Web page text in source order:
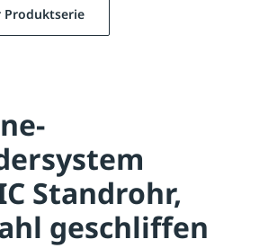
Produktserie
Standrohr,
geschliffen